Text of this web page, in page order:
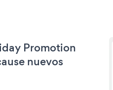
Promotion
nuevos